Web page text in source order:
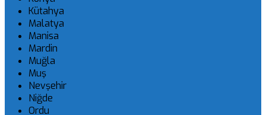
Kütahya
Malatya
Manisa
Mardin
Muğla
Muş
Nevşehir
Niğde
Ordu